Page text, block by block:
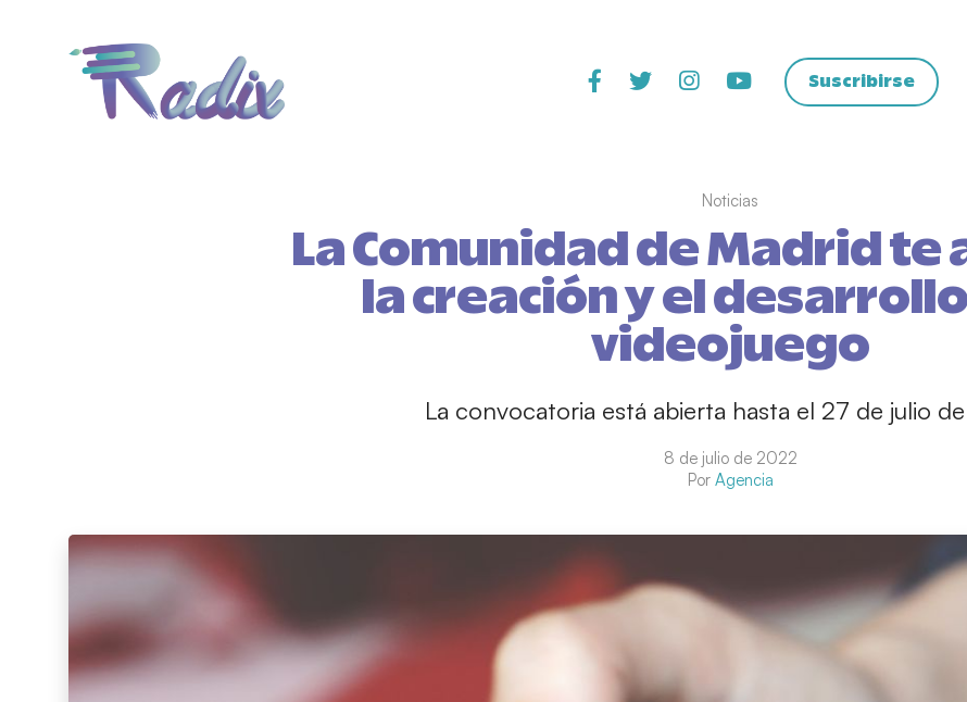
Suscribirse
Noticias
La Comunidad de Madrid te
la creación y el
videojuego
La convocatoria está abierta hasta el 27 de julio
8 de julio de 2022
Por Agencia